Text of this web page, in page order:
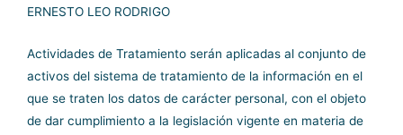
ERNESTO LEO RODRIGO
Actividades de Tratamiento serán aplicadas al conjunto de
activos del sistema de tratamiento de la información en el
que se traten los datos de carácter personal, con el objeto
de dar cumplimiento a la legislación vigente en materia de